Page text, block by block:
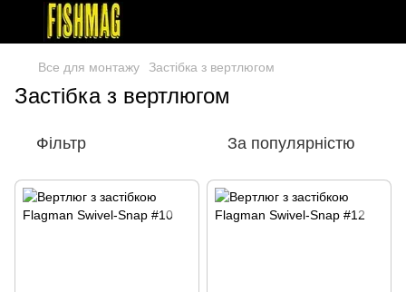
Все для монтажу Застібка з вертлюгом
Застібка з вертлюгом
Фільтр За популярністю